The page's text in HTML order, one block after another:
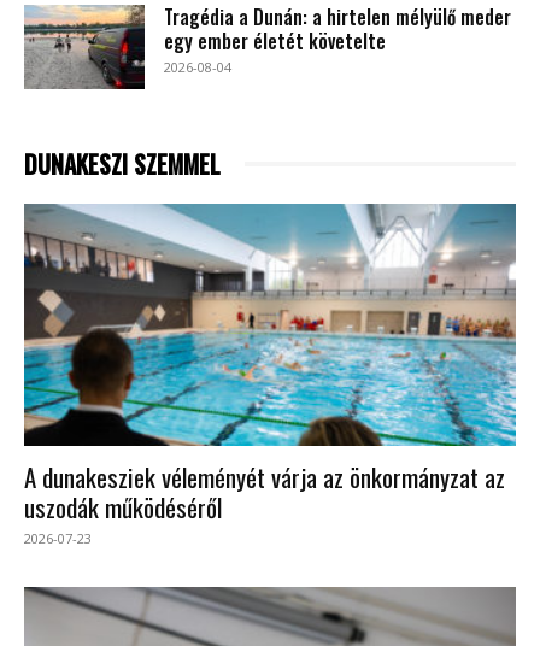
Tragédia a Dunán: a hirtelen mélyülő meder
egy ember életét követelte
2026-08-04
DUNAKESZI SZEMMEL
A dunakesziek véleményét várja az önkormányzat az
uszodák működéséről
2026-07-23